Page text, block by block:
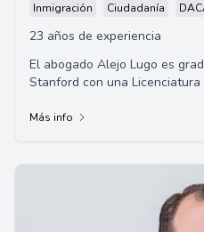
Inmigración Ciudadanía
23 años de experiencia
El abogado Alejo Lugo es
Stanford con una Licenciatura
Más info